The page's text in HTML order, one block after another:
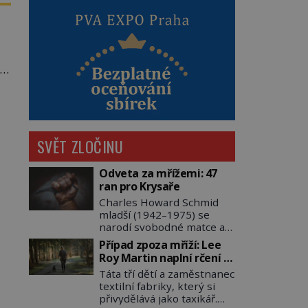
SVĚT ZLOČINU
Odveta za mřížemi: 47
ran pro Krysaře
Charles Howard Schmid
mladší (1942–1975) se
narodí svobodné matce a
adoptují ho provozovatelé
pečovatelského domu
Charles a Katharine
Schmidovi. Synek jim
mnoho radosti nepřinese.
Mezi přáteli v arizonském
Případ zpoza mříží: Lee
Roy Martin naplní rčení o
volání do lesa
Táta tří dětí a zaměstnanec
textilní fabriky, který si
přivydělává jako taxikář.